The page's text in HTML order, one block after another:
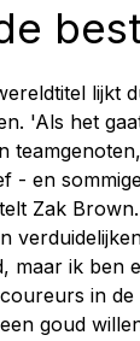
lijkt
'Als het
- en
Zak
maar ik ben
in
goud